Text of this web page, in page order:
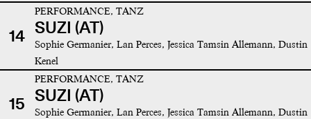
14
PERFORMANCE, TANZ
SUZI (AT)
Sophie Germanier, Lan Perces, Jessica Tamsin Allemann, Dustin
Kenel
15
PERFORMANCE, TANZ
SUZI (AT)
Sophie Germanier, Lan Perces, Jessica Tamsin Allemann, Dustin